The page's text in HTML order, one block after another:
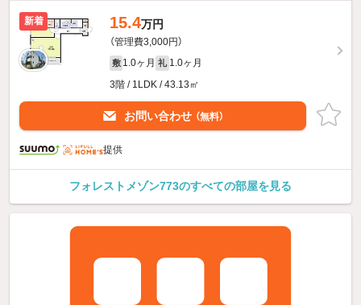
新着 15.4万円
（管理費3,000円）
敷 1.0ヶ月 礼 1.0ヶ月
3階 / 1LDK / 43.13㎡
お問い合わせ （無料）
提供
フォレストメゾン773のすべての部屋を見る